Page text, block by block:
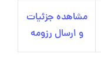
مشاهده جزئیات
و ارسال رزومه